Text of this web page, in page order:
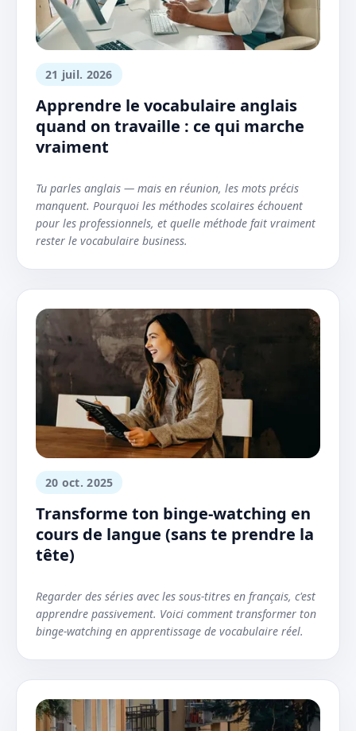
21 juil. 2026
Apprendre le vocabulaire anglais
quand on travaille : ce qui marche
vraiment
Tu parles anglais — mais en réunion, les mots précis
manquent. Pourquoi les méthodes scolaires échouent
pour les professionnels, et quelle méthode fait vraiment
rester le vocabulaire business.
20 oct. 2025
Transforme ton binge-watching en
cours de langue (sans te prendre la
tête)
Regarder des séries avec les sous-titres en français, c'est
apprendre passivement. Voici comment transformer ton
binge-watching en apprentissage de vocabulaire réel.